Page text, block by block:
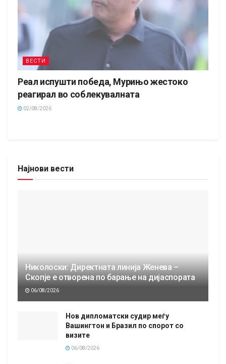
ВЕСТИ
Реал испушти победа, Мурињо жестоко
реагирал во соблекувалната
02/08/2026
Најнови вести
Николоски: Директната линија Женева –
Скопје е отворена по барање на дијаспората
06/08/2026
Нов дипломатски судир меѓу
Вашингтон и Бразил по спорот со
визите
06/08/2026